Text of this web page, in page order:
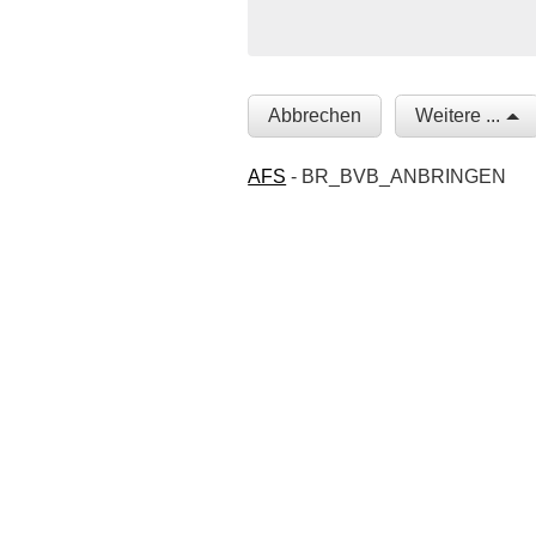
Abbrechen Weitere ...
AFS - BR_BVB_ANBRINGEN